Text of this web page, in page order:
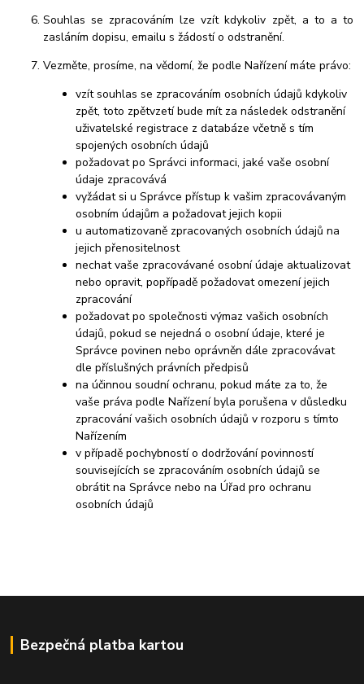
Souhlas se zpracováním lze vzít kdykoliv zpět, a to a to
zasláním dopisu, emailu s žádostí o odstranění.
Vezměte, prosíme, na vědomí, že podle Nařízení máte právo:
vzít souhlas se zpracováním osobních údajů kdykoliv
zpět, toto zpětvzetí bude mít za následek odstranění
uživatelské registrace z databáze včetně s tím
spojených osobních údajů
požadovat po Správci informaci, jaké vaše osobní
údaje zpracovává
vyžádat si u Správce přístup k vašim zpracovávaným
osobním údajům a požadovat jejich kopii
u automatizovaně zpracovaných osobních údajů na
jejich přenositelnost
nechat vaše zpracovávané osobní údaje aktualizovat
nebo opravit, popřípadě požadovat omezení jejich
zpracování
požadovat po společnosti výmaz vašich osobních
údajů, pokud se nejedná o osobní údaje, které je
Správce povinen nebo oprávněn dále zpracovávat
dle příslušných právních předpisů
na účinnou soudní ochranu, pokud máte za to, že
vaše práva podle Nařízení byla porušena v důsledku
zpracování vašich osobních údajů v rozporu s tímto
Nařízením
v případě pochybností o dodržování povinností
souvisejících se zpracováním osobních údajů se
obrátit na Správce nebo na Úřad pro ochranu
osobních údajů
Bezpečná platba kartou